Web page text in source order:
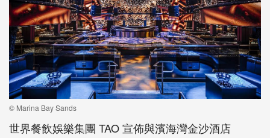
© Marina Bay Sands
世界餐飲娛樂集團 TAO宣佈與濱海灣金沙酒店